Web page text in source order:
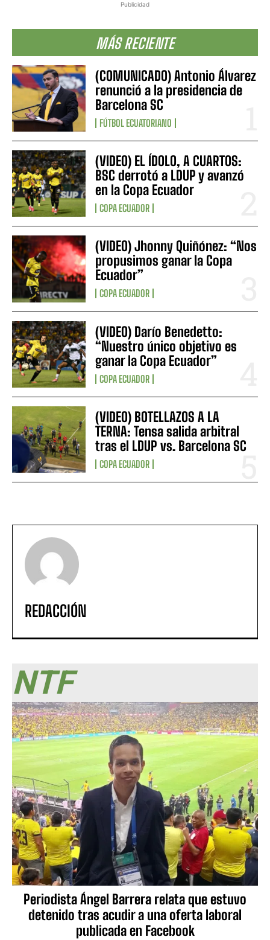
Publicidad
MÁS RECIENTE
(COMUNICADO) Antonio Álvarez
renunció a la presidencia de
Barcelona SC
FÚTBOL ECUATORIANO
(VIDEO) EL ÍDOLO, A CUARTOS:
BSC derrotó a LDUP y avanzó
en la Copa Ecuador
COPA ECUADOR
(VIDEO) Jhonny Quiñónez: “Nos
propusimos ganar la Copa
Ecuador”
COPA ECUADOR
(VIDEO) Darío Benedetto:
“Nuestro único objetivo es
ganar la Copa Ecuador”
COPA ECUADOR
(VIDEO) BOTELLAZOS A LA
TERNA: Tensa salida arbitral
tras el LDUP vs. Barcelona SC
COPA ECUADOR
REDACCIÓN
NTF
Periodista Ángel Barrera relata que estuvo
detenido tras acudir a una oferta laboral
publicada en Facebook